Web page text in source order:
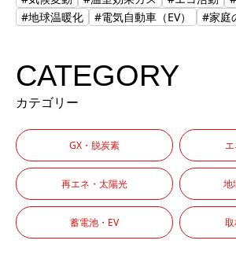
#地球温暖化
#電気自動車（EV） #家庭
CATEGORY
カテゴリー
GX・脱炭素
再エネ・太陽光 地
蓄電池・EV